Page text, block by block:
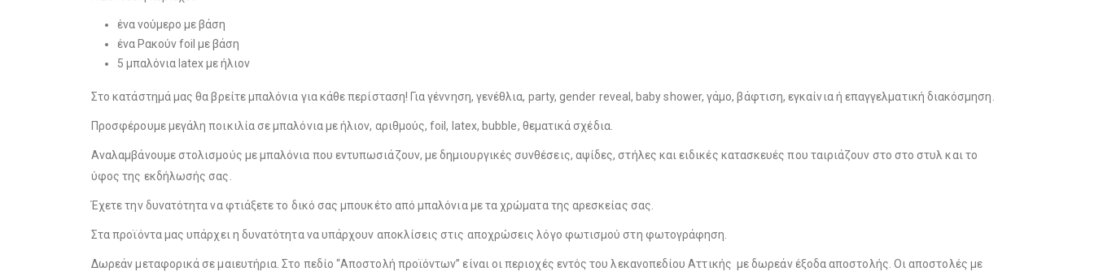
Λούτρινο Γαλάζιο 45εκ(€37.00)
Λούτρινο Ροζ 45εκ (€37.00)
Λούτρινο Λευκό 35εκ (€25.00)
ένα νούμερο με βάση
ένα Ρακούν foil με βάση
5 μπαλόνια latex με ήλιον
Στο κατάστημά μας θα βρείτε μπαλόνια για κάθε περίσταση! Για γέννηση, γενέθλια, party, gender reveal, baby shower, γάμο, βάφτιση, εγκαίνια ή επαγγελματική διακόσμηση.
Προσφέρουμε μεγάλη ποικιλία σε μπαλόνια με ήλιον, αριθμούς, foil, latex, bubble, θεματικά σχέδια.
Αναλαμβάνουμε στολισμούς με μπαλόνια που εντυπωσιάζουν, με δημιουργικές συνθέσεις, αψίδες, στήλες και ειδικές κατασκευές που ταιριάζουν στο στο στυλ και το
ύφος της εκδήλωσής σας.
Έχετε την δυνατότητα να φτιάξετε το δικό σας μπουκέτο από μπαλόνια με τα χρώματα της αρεσκείας σας.
Στα προϊόντα μας υπάρχει η δυνατότητα να υπάρχουν αποκλίσεις στις αποχρώσεις λόγο φωτισμού στη φωτογράφηση.
Δωρεάν μεταφορικά σε μαιευτήρια. Στο πεδίο “Αποστολή προϊόντων” είναι οι περιοχές εντός του λεκανοπεδίου Αττικής με δωρεάν έξοδα αποστολής. Οι αποστολές με